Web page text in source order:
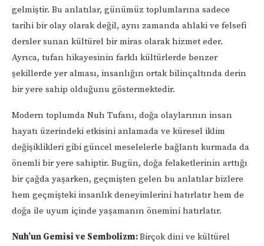
gelmiştir. Bu anlatılar, günümüz toplumlarına sadece
tarihi bir olay olarak değil, aynı zamanda ahlaki ve felsefi
dersler sunan kültürel bir miras olarak hizmet eder.
Ayrıca, tufan hikayesinin farklı kültürlerde benzer
şekillerde yer alması, insanlığın ortak bilinçaltında derin
bir yere sahip olduğunu göstermektedir.
Modern toplumda Nuh Tufanı, doğa olaylarının insan
hayatı üzerindeki etkisini anlamada ve küresel iklim
değişiklikleri gibi güncel meselelerle bağlantı kurmada da
önemli bir yere sahiptir. Bugün, doğa felaketlerinin arttığı
bir çağda yaşarken, geçmişten gelen bu anlatılar bizlere
hem geçmişteki insanlık deneyimlerini hatırlatır hem de
doğa ile uyum içinde yaşamanın önemini hatırlatır.
Nuh’un Gemisi ve Sembolizm:Birçok dini ve kültürel